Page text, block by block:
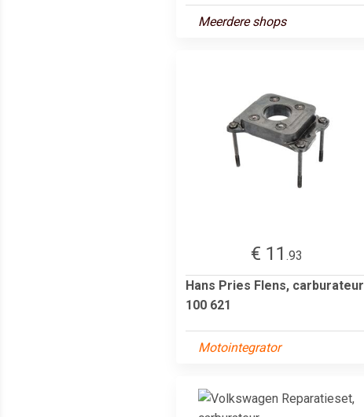
Meerdere shops
€ 11 .93
Hans Pries Flens, carburateur
100 621
Motointegrator